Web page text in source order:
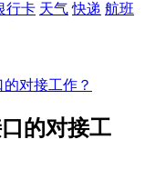
行卡 天气 快递 航班
对接工作？
的对接工